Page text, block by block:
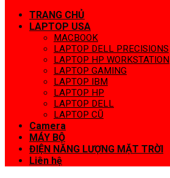
TRANG CHỦ
LAPTOP USA
MACBOOK
LAPTOP DELL PRECISIONS
LAPTOP HP WORKSTATION
LAPTOP GAMING
LAPTOP IBM
LAPTOP HP
LAPTOP DELL
LAPTOP CŨ
Camera
MÁY BỘ
ĐIỆN NĂNG LƯỢNG MẶT TRỜI
Liên hệ